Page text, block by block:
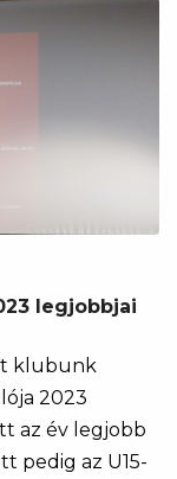
legjobbjai
klubunk
2023
az év legjobb
pedig az U15-